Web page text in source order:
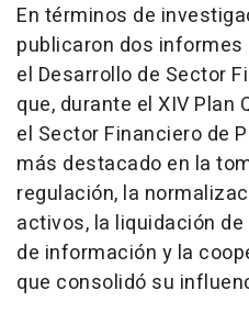
En términos de
publicaron dos
el Desarrollo de Sector
que, durante el XIV Plan
el Sector Financiero de
más destacado en la
regulación, la
activos, la liquidación
de información y la
que consolidó su